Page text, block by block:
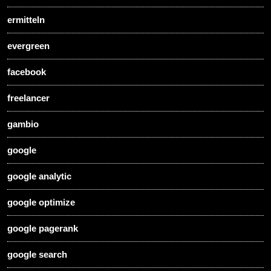
ermitteln
evergreen
facebook
freelancer
gambio
google
google analytic
google optimize
google pagerank
google search